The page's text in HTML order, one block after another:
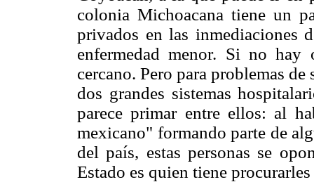
colonia Michoacana tiene un
privados en las inmediaciones
enfermedad menor. Si no
cercano. Pero para problemas
dos grandes sistemas
parece primar entre ellos: al
mexicano" formando parte de
del país, estas personas se
Estado es quien tiene